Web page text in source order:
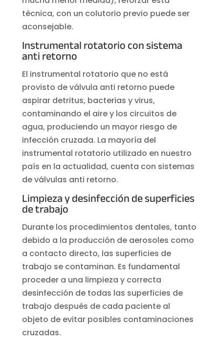
técnica, con un colutorio previo puede ser
aconsejable.
Instrumental rotatorio con sistema
anti retorno
El instrumental rotatorio que no está
provisto de válvula anti retorno puede
aspirar detritus, bacterias y virus,
contaminando el aire y los circuitos de
agua, produciendo un mayor riesgo de
infección cruzada. La mayoría del
instrumental rotatorio utilizado en nuestro
país en la actualidad, cuenta con sistemas
de válvulas anti retorno.
Limpieza y desinfección de superficies
de trabajo
Durante los procedimientos dentales, tanto
debido a la producción de aerosoles como
a contacto directo, las superficies de
trabajo se contaminan. Es fundamental
proceder a una limpieza y correcta
desinfección de todas las superficies de
trabajo después de cada paciente al
objeto de evitar posibles contaminaciones
cruzadas.